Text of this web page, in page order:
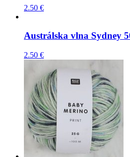
2.50 €
Austrálska vlna Sydney
2.50 €